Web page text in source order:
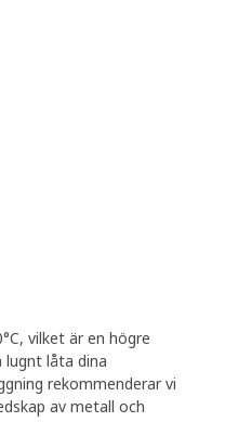
vilket är en högre
lugnt låta dina
rekommenderar vi
av metall och